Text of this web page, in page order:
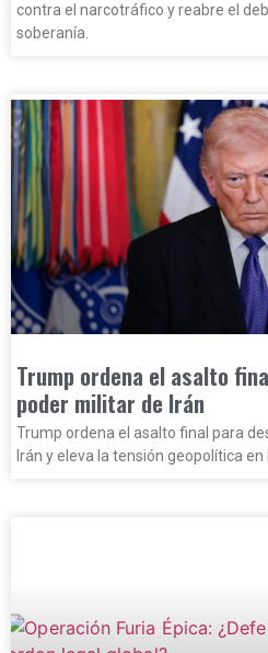
contra el narcotráfico y reabre el
soberanía.
Trump ordena el asalto
poder militar de Irán
Trump ordena el asalto final para
Irán y eleva la tensión geopolítica en